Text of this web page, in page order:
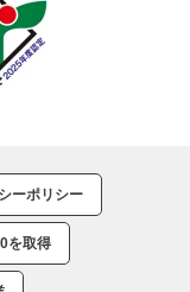
ーポリシー
を取得